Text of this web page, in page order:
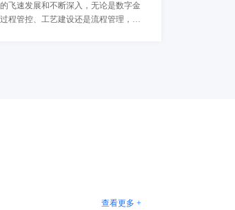
飞速发展和不断深入，无论是数字金
程管控、工艺建设还是流程管理，都
查看更多 +